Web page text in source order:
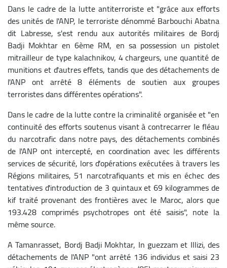
Dans le cadre de la lutte antiterroriste et "grâce aux efforts
des unités de l'ANP, le terroriste dénommé Barbouchi Abatna
dit Labresse, s'est rendu aux autorités militaires de Bordj
Badji Mokhtar en 6ème RM, en sa possession un pistolet
mitrailleur de type kalachnikov, 4 chargeurs, une quantité de
munitions et d'autres effets, tandis que des détachements de
l'ANP ont arrêté 8 éléments de soutien aux groupes
terroristes dans différentes opérations".
Dans le cadre de la lutte contre la criminalité organisée et "en
continuité des efforts soutenus visant à contrecarrer le fléau
du narcotrafic dans notre pays, des détachements combinés
de l'ANP ont intercepté, en coordination avec les différents
services de sécurité, lors d'opérations exécutées à travers les
Régions militaires, 51 narcotrafiquants et mis en échec des
tentatives d'introduction de 3 quintaux et 69 kilogrammes de
kif traité provenant des frontières avec le Maroc, alors que
193.428 comprimés psychotropes ont été saisis", note la
même source.
A Tamanrasset, Bordj Badji Mokhtar, In guezzam et Illizi, des
détachements de l'ANP "ont arrêté 136 individus et saisi 23